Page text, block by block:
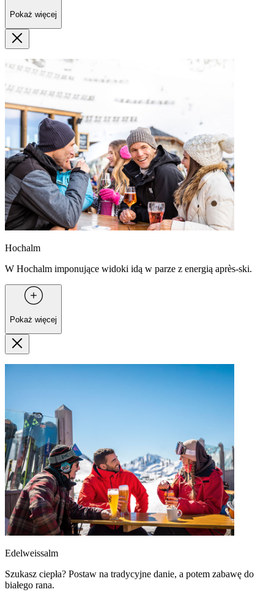
Pokaż więcej
Hochalm
W Hochalm imponujące widoki idą w parze z energią après-ski.
Pokaż więcej
Edelweissalm
Szukasz ciepła? Postaw na tradycyjne danie, a potem zabawę do
białego rana.